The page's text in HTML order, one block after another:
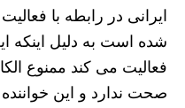
ایرانی در رابطه با
شده است به دلیل اینکه
فعالیت می کند ممنوع
صحت ندارد و این